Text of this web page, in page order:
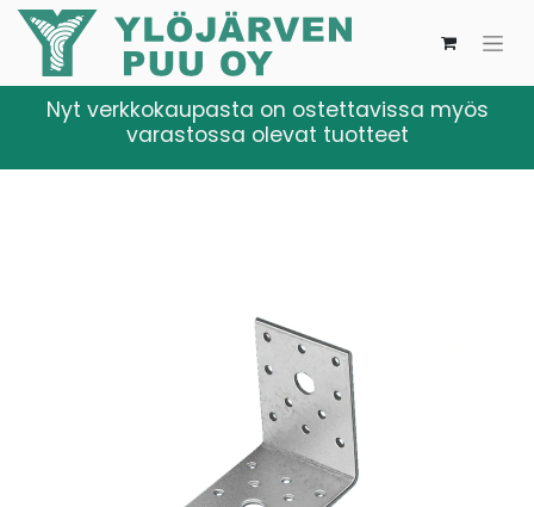
Nyt verkkokaupasta on ostettavissa myös
varastossa olevat tuotteet